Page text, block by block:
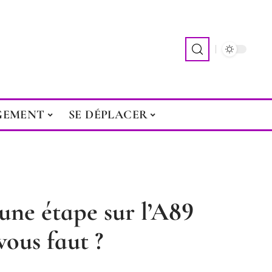
SE DÉPLACER
étape sur l’A89
faut ?